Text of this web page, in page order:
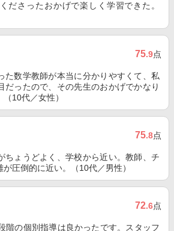
ださったおかげで楽しく学習できた。
75.9点
た数学教師が本当に分かりやすくて、私
だったので、その先生のおかげでかなり
10代／女性）
75.8点
ちょうどよく、学校から近い。教師、チ
圧倒的に近い。（10代／男性）
72.6点
階の個別指導は良かったです。スタッフ